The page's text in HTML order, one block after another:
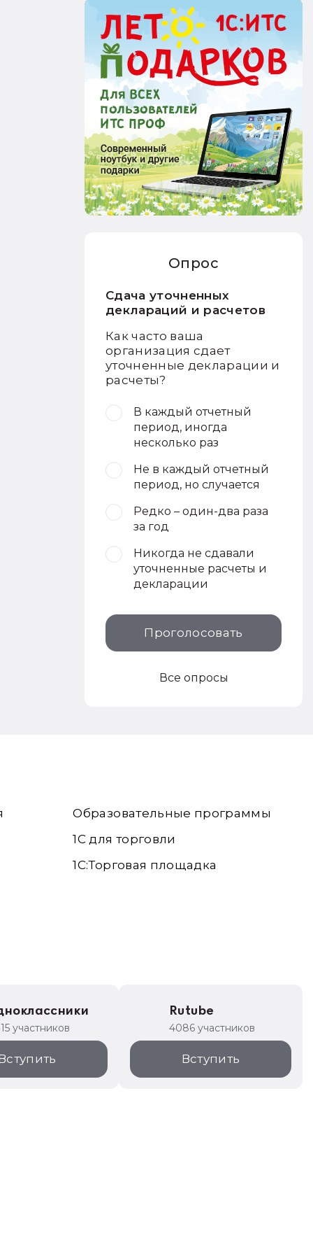
Опрос
Сдача уточненных
деклараций и расчетов
Как часто ваша
организация сдает
уточненные декларации и
расчеты?
В каждый отчетный
период, иногда
несколько раз
Не в каждый отчетный
период, но случается
Редко – один-два раза
за год
Никогда не сдавали
уточненные расчеты и
декларации
Проголосовать
Все опросы
Образовательные программы
1С для торговли
1С:Торговая площадка
участников
Rutube
4086 участников
Вступить